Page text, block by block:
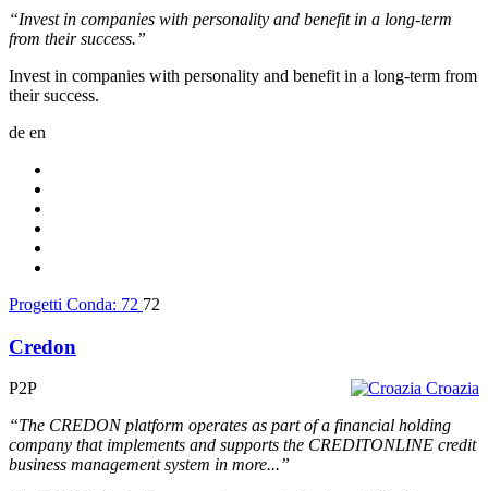
“Invest in companies with personality and benefit in a long-term
from their success.”
Invest in companies with personality and benefit in a long-term from
their success.
de en
Progetti Conda: 72 72
Credon
Croazia
P2P
“The CREDON platform operates as part of a financial holding
company that implements and supports the CREDITONLINE credit
business management system in more...”